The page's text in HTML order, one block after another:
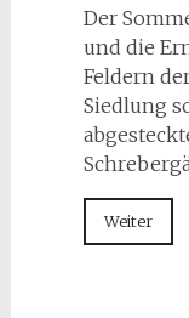
Der
und die
Feldern
Siedlung
Weiter